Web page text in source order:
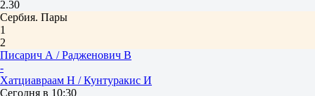
2.30
Сербия. Пары
1
2
Писарич А / Радженович В
-
Хатциавраам Н / Кунтуракис И
Сегодня в 10:30